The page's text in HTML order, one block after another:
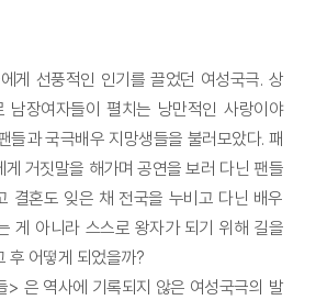
게 선풍적인 인기를 끌었던 여성국극. 상
남장여자들이 펼치는 낭만적인 사랑이야
들과 국극배우 지망생들을 불러모았다. 패
거짓말을 해가며 공연을 보러 다닌 팬들
결혼도 잊은 채 전국을 누비고 다닌 배우
게 아니라 스스로 왕자가 되기 위해 길을
후 어떻게 되었을까?
> 은 역사에 기록되지 않은 여성국극의 발